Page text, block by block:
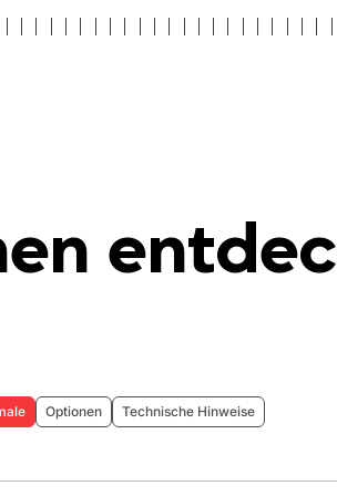
Optionen Technische Hinweise